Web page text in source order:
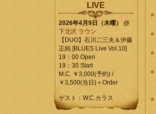
LIVE
2026年4月9日（木曜）
@
下北沢 ラウン
【DUO】石川二三夫＆伊藤
正純 [BLUES Live Vol.10]
19：00 Open
19：30 Start
M.C. ￥3,000(予約) /
￥3,500(当日)＋Order
ゲスト：W.C.カラス